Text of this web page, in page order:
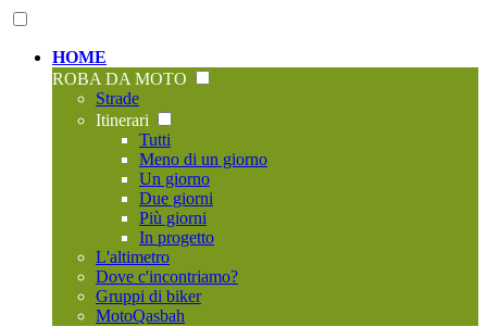
HOME
ROBA DA MOTO
Strade
Itinerari
Tutti
Meno di un giorno
Un giorno
Due giorni
Più giorni
In progetto
L'altimetro
Dove c'incontriamo?
Gruppi di biker
MotoQasbah